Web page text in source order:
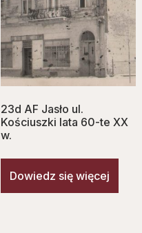
23d AF Jasło ul.
Kościuszki lata 60-te XX
w.
Dowiedz się więcej